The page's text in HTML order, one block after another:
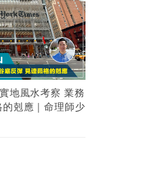
地風水考察 業務
剋應｜命理師少